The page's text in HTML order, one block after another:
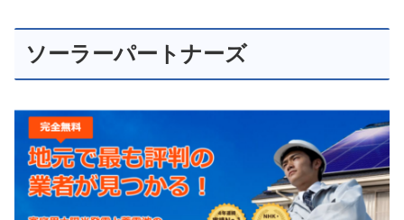
ソーラーパートナーズ